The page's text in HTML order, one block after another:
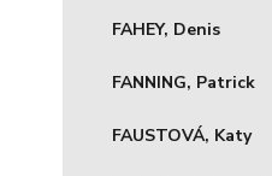
FAHEY, Denis
FANNING, Patrick
FAUSTOVÁ, Katy